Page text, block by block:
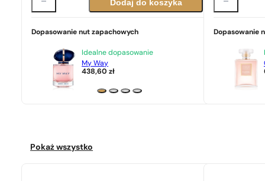
Dodaj do koszyka
Dopasowanie nut zapachowych
Idealne dopasowanie
My Way
438,60zł
Dopasowanie
Pokaż wszystko